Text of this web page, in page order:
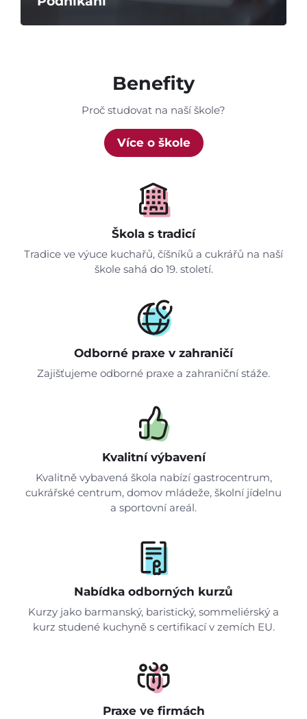
Benefity
Proč studovat na naší škole?
Více o škole
Škola s tradicí
Tradice ve výuce kuchařů, číšníků a cukrářů na naší
škole sahá do 19. století.
Odborné praxe v zahraničí
Zajišťujeme odborné praxe a zahraniční stáže.
Kvalitní výbavení
Kvalitně vybavená škola nabízí gastrocentrum,
cukrářské centrum, domov mládeže, školní jídelnu
a sportovní areál.
Nabídka odborných kurzů
Kurzy jako barmanský, baristický, sommeliérský a
kurz studené kuchyně s certifikací v zemích EU.
Praxe ve firmách